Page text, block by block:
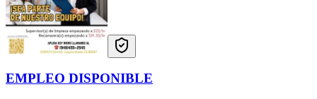
EMPLEO DISPONIBLE